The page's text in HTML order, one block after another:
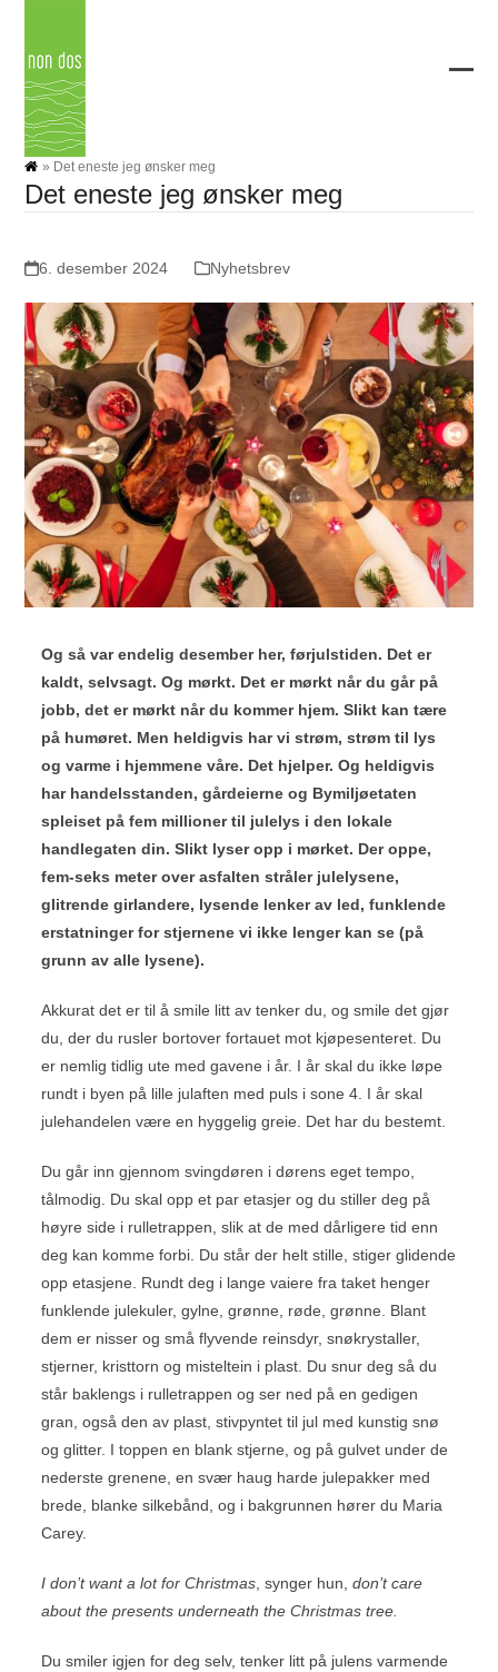
content
» Det eneste jeg ønsker meg
Det eneste jeg ønsker meg
6. desember 2024 Nyhetsbrev
Og så var endelig desember her, førjulstiden. Det er
kaldt, selvsagt. Og mørkt. Det er mørkt når du går på
jobb, det er mørkt når du kommer hjem. Slikt kan tære
på humøret. Men heldigvis har vi strøm, strøm til lys
og varme i hjemmene våre. Det hjelper. Og heldigvis
har handelsstanden, gårdeierne og Bymiljøetaten
spleiset på fem millioner til julelys i den lokale
handlegaten din. Slikt lyser opp i mørket. Der oppe,
fem-seks meter over asfalten stråler julelysene,
glitrende girlandere, lysende lenker av led, funklende
erstatninger for stjernene vi ikke lenger kan se (på
grunn av alle lysene).
Akkurat det er til å smile litt av tenker du, og smile det gjør
du, der du rusler bortover fortauet mot kjøpesenteret. Du
er nemlig tidlig ute med gavene i år. I år skal du ikke løpe
rundt i byen på lille julaften med puls i sone 4. I år skal
julehandelen være en hyggelig greie. Det har du bestemt.
Du går inn gjennom svingdøren i dørens eget tempo,
tålmodig. Du skal opp et par etasjer og du stiller deg på
høyre side i rulletrappen, slik at de med dårligere tid enn
deg kan komme forbi. Du står der helt stille, stiger glidende
opp etasjene. Rundt deg i lange vaiere fra taket henger
funklende julekuler, gylne, grønne, røde, grønne. Blant
dem er nisser og små flyvende reinsdyr, snøkrystaller,
stjerner, kristtorn og misteltein i plast. Du snur deg så du
står baklengs i rulletrappen og ser ned på en gedigen
gran, også den av plast, stivpyntet til jul med kunstig snø
og glitter. I toppen en blank stjerne, og på gulvet under de
nederste grenene, en svær haug harde julepakker med
brede, blanke silkebånd, og i bakgrunnen hører du Maria
Carey.
I don’t want a lot for Christmas , synger hun,don’t care
about the presents underneath the Christmas tree.
Du smiler igjen for deg selv, tenker litt på julens varmende